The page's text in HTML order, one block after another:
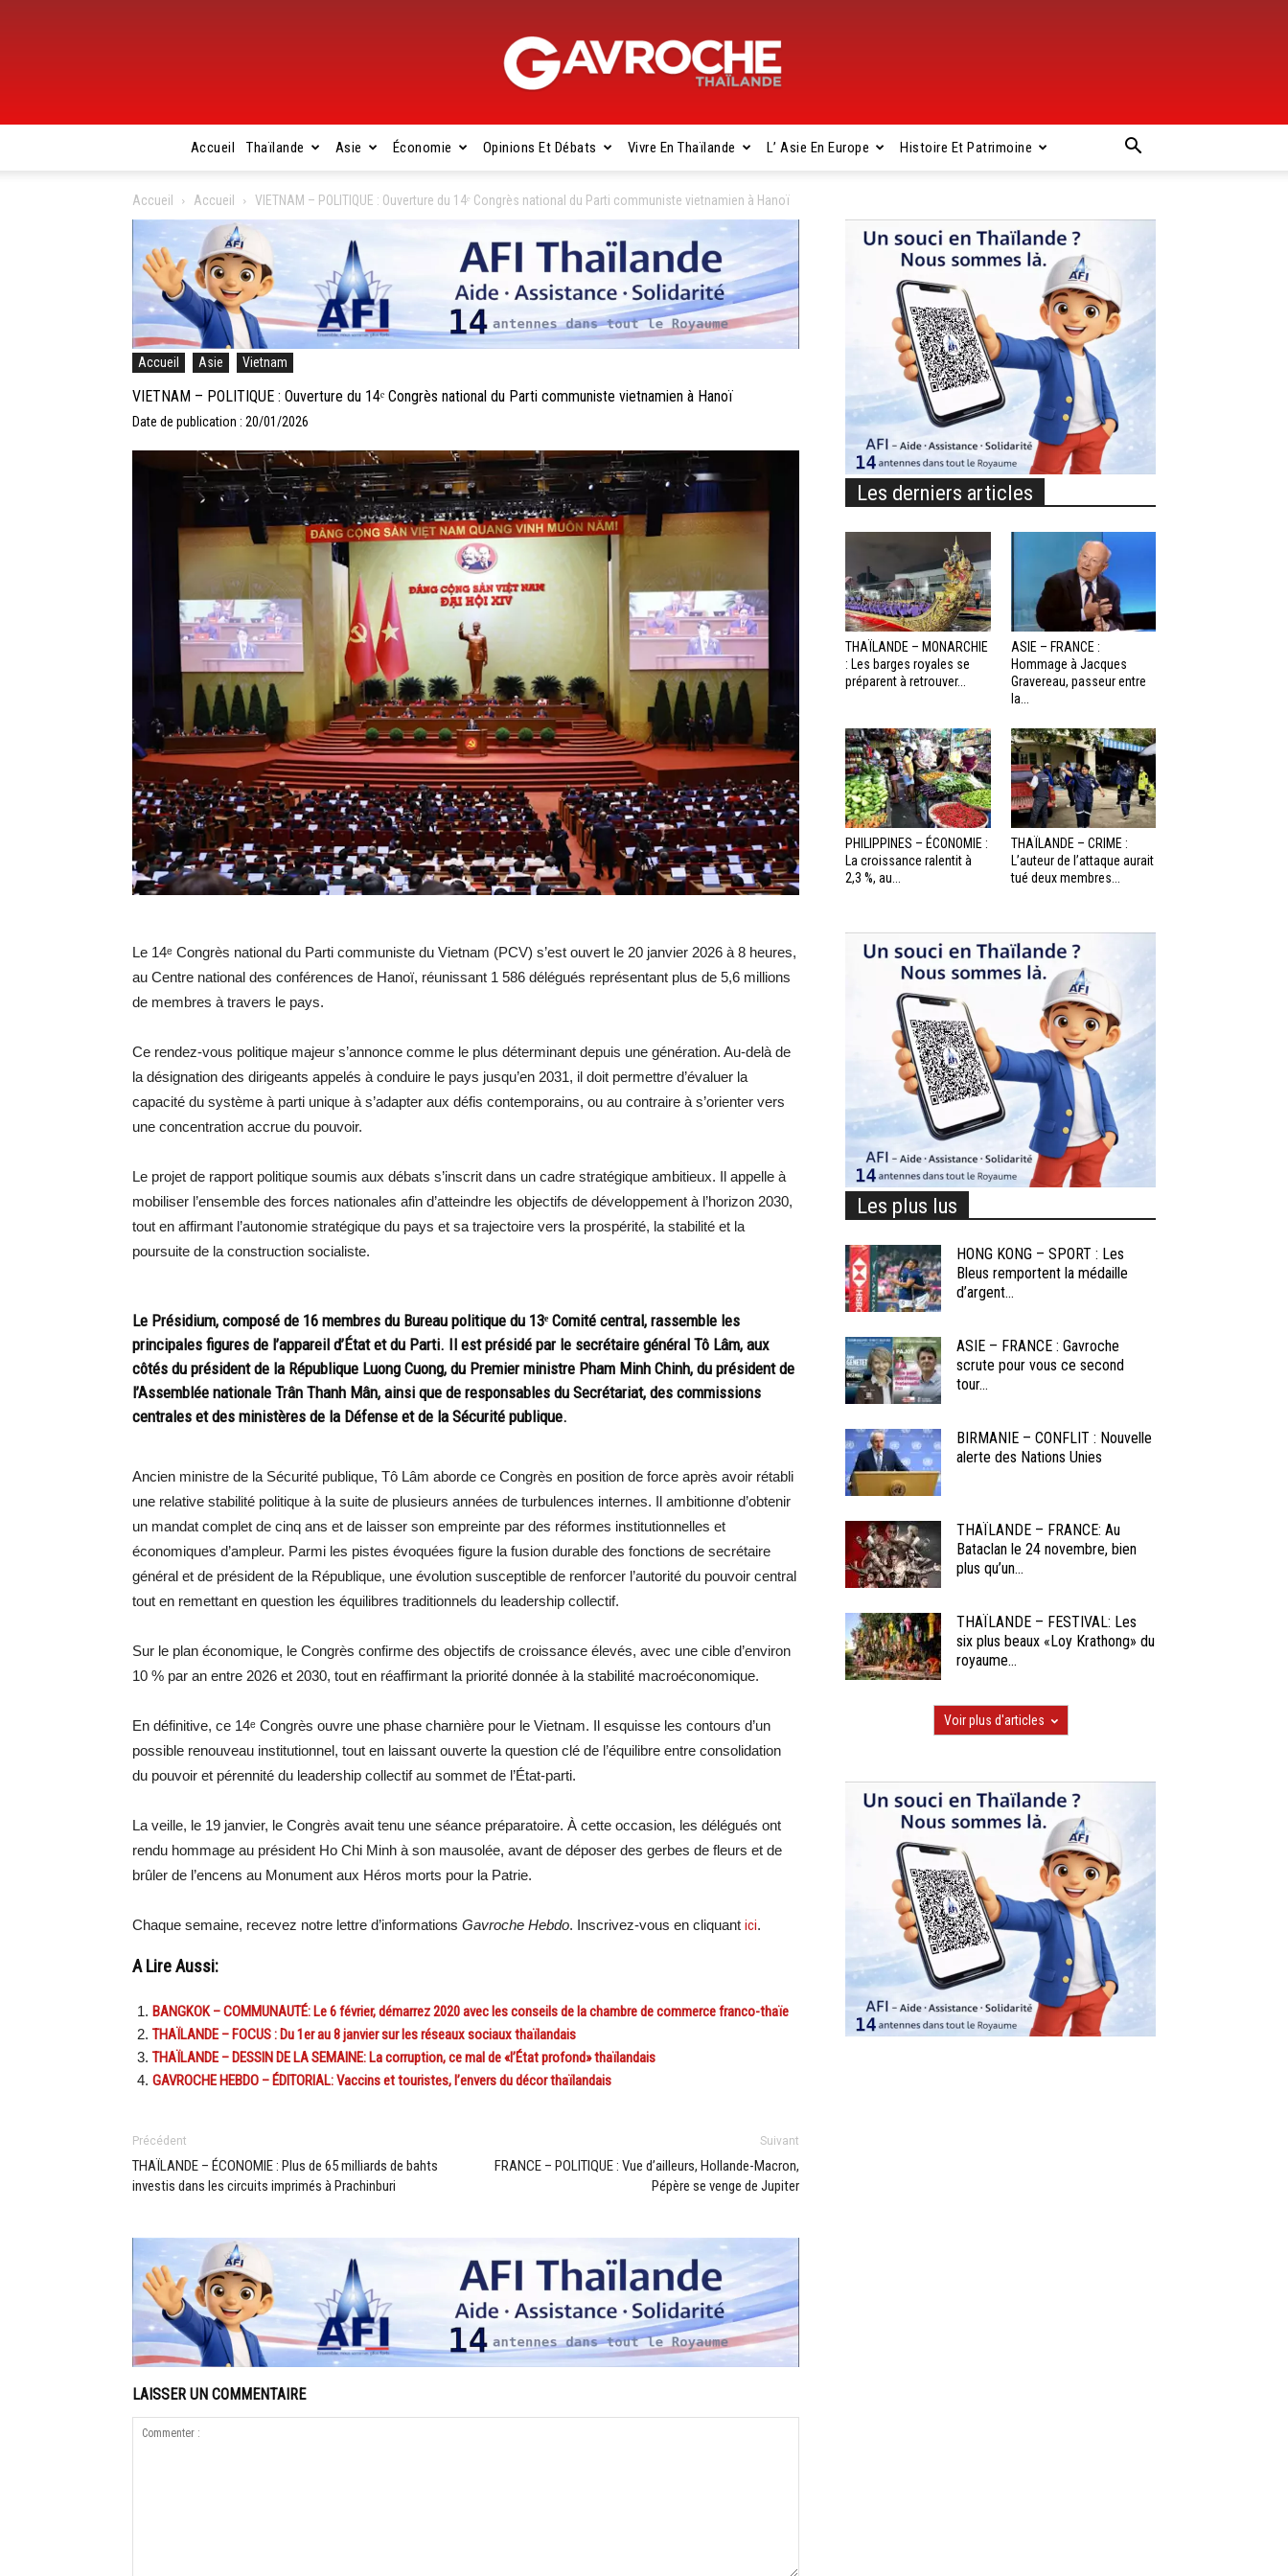
Gavroche
Thaïlande
Accueil Thaïlande Asie Économie Opinions Et Débats Vivre En Thaïlande L’ Asie En Europe Histoire Et Patrimoine
Accueil Accueil VIETNAM – POLITIQUE : Ouverture du 14ᵉ Congrès national du Parti communiste vietnamien à Hanoï
Accueil Asie Vietnam
VIETNAM – POLITIQUE : Ouverture du 14ᵉ Congrès national du Parti communiste vietnamien à Hanoï
Date de publication : 20/01/2026
Le 14ᵉ Congrès national du Parti communiste du Vietnam (PCV) s’est ouvert le 20 janvier 2026 à 8 heures,
au Centre national des conférences de Hanoï, réunissant 1 586 délégués représentant plus de 5,6 millions
de membres à travers le pays.
Ce rendez-vous politique majeur s’annonce comme le plus déterminant depuis une génération. Au-delà de
la désignation des dirigeants appelés à conduire le pays jusqu’en 2031, il doit permettre d’évaluer la
capacité du système à parti unique à s’adapter aux défis contemporains, ou au contraire à s’orienter vers
une concentration accrue du pouvoir.
Le projet de rapport politique soumis aux débats s’inscrit dans un cadre stratégique ambitieux. Il appelle à
mobiliser l’ensemble des forces nationales afin d’atteindre les objectifs de développement à l’horizon 2030,
tout en affirmant l’autonomie stratégique du pays et sa trajectoire vers la prospérité, la stabilité et la
poursuite de la construction socialiste.
Le Présidium, composé de 16 membres du Bureau politique du 13ᵉ Comité central, rassemble les
principales figures de l’appareil d’État et du Parti. Il est présidé par le secrétaire général Tô Lâm, aux
côtés du président de la République Luong Cuong, du Premier ministre Pham Minh Chinh, du président de
l’Assemblée nationale Trân Thanh Mân, ainsi que de responsables du Secrétariat, des commissions
centrales et des ministères de la Défense et de la Sécurité publique.
Ancien ministre de la Sécurité publique, Tô Lâm aborde ce Congrès en position de force après avoir rétabli
une relative stabilité politique à la suite de plusieurs années de turbulences internes. Il ambitionne d’obtenir
un mandat complet de cinq ans et de laisser son empreinte par des réformes institutionnelles et
économiques d’ampleur. Parmi les pistes évoquées figure la fusion durable des fonctions de secrétaire
général et de président de la République, une évolution susceptible de renforcer l’autorité du pouvoir central
tout en remettant en question les équilibres traditionnels du leadership collectif.
Sur le plan économique, le Congrès confirme des objectifs de croissance élevés, avec une cible d’environ
10 % par an entre 2026 et 2030, tout en réaffirmant la priorité donnée à la stabilité macroéconomique.
En définitive, ce 14ᵉ Congrès ouvre une phase charnière pour le Vietnam. Il esquisse les contours d’un
possible renouveau institutionnel, tout en laissant ouverte la question clé de l’équilibre entre consolidation
du pouvoir et pérennité du leadership collectif au sommet de l’État-parti.
La veille, le 19 janvier, le Congrès avait tenu une séance préparatoire. À cette occasion, les délégués ont
rendu hommage au président Ho Chi Minh à son mausolée, avant de déposer des gerbes de fleurs et de
brûler de l’encens au Monument aux Héros morts pour la Patrie.
Chaque semaine, recevez notre lettre d’informations Gavroche Hebdo. Inscrivez-vous en cliquant ici.
A Lire Aussi:
BANGKOK – COMMUNAUTÉ: Le 6 février, démarrez 2020 avec les conseils de la chambre de commerce franco-thaïe
THAÏLANDE – FOCUS : Du 1er au 8 janvier sur les réseaux sociaux thaïlandais
THAÏLANDE – DESSIN DE LA SEMAINE: La corruption, ce mal de «l’État profond» thaïlandais
GAVROCHE HEBDO – ÉDITORIAL: Vaccins et touristes, l’envers du décor thaïlandais
Précédent
THAÏLANDE – ÉCONOMIE : Plus de 65 milliards de bahts
investis dans les circuits imprimés à Prachinburi
Suivant
FRANCE – POLITIQUE : Vue d’ailleurs, Hollande-Macron,
Pépère se venge de Jupiter
LAISSER UN COMMENTAIRE
Les derniers articles
THAÏLANDE – MONARCHIE
: Les barges royales se
préparent à retrouver...
ASIE – FRANCE :
Hommage à Jacques
Gravereau, passeur entre
la...
PHILIPPINES – ÉCONOMIE :
La croissance ralentit à
2,3 %, au...
THAÏLANDE – CRIME :
L’auteur de l’attaque aurait
tué deux membres...
Les plus lus
HONG KONG – SPORT : Les
Bleus remportent la médaille
d’argent...
ASIE – FRANCE : Gavroche
scrute pour vous ce second
tour...
BIRMANIE – CONFLIT : Nouvelle
alerte des Nations Unies
THAÏLANDE – FRANCE: Au
Bataclan le 24 novembre, bien
plus qu’un...
THAÏLANDE – FESTIVAL: Les
six plus beaux «Loy Krathong» du
royaume...
Voir plus d'articles